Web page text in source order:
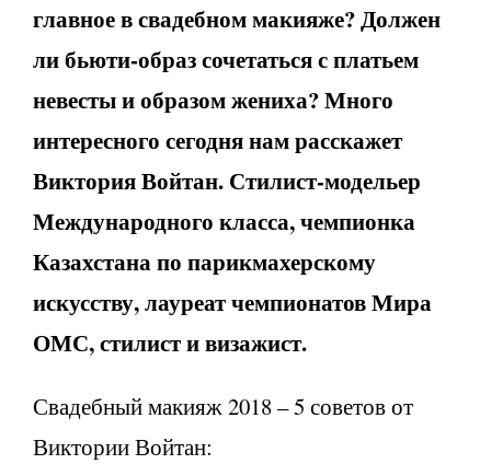
главное в свадебном макияже? Должен
ли бьюти-образ сочетаться с платьем
невесты и образом жениха? Много
интересного сегодня нам расскажет
Виктория Войтан. Стилист-модельер
Международного класса, чемпионка
Казахстана по парикмахерскому
искусству, лауреат чемпионатов Мира
ОМС, стилист и визажист.
Свадебный макияж 2018 – 5 советов от
Виктории Войтан: